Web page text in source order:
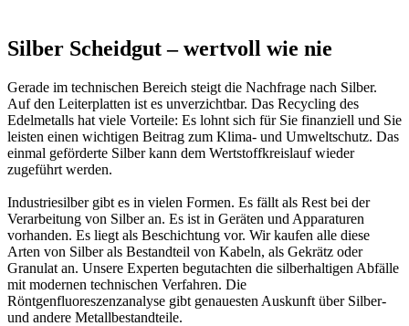
Silber Scheidgut – wertvoll wie nie
Gerade im technischen Bereich steigt die Nachfrage nach Silber.
Auf den Leiterplatten ist es unverzichtbar. Das Recycling des
Edelmetalls hat viele Vorteile: Es lohnt sich für Sie finanziell und Sie
leisten einen wichtigen Beitrag zum Klima- und Umweltschutz. Das
einmal geförderte Silber kann dem Wertstoffkreislauf wieder
zugeführt werden.
Industriesilber gibt es in vielen Formen. Es fällt als Rest bei der
Verarbeitung von Silber an. Es ist in Geräten und Apparaturen
vorhanden. Es liegt als Beschichtung vor. Wir kaufen alle diese
Arten von Silber als Bestandteil von Kabeln, als Gekrätz oder
Granulat an. Unsere Experten begutachten die silberhaltigen Abfälle
mit modernen technischen Verfahren. Die
Röntgenfluoreszenzanalyse gibt genauesten Auskunft über Silber-
und andere Metallbestandteile.